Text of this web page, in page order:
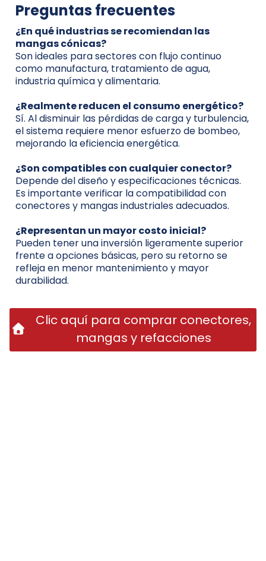
Preguntas frecuentes
¿En qué industrias se recomiendan las
mangas cónicas?
Son ideales para sectores con flujo continuo
como manufactura, tratamiento de agua,
industria química y alimentaria.
¿Realmente reducen el consumo energético?
Sí. Al disminuir las pérdidas de carga y turbulencia,
el sistema requiere menor esfuerzo de bombeo,
mejorando la eficiencia energética.
¿Son compatibles con cualquier conector?
Depende del diseño y especificaciones técnicas.
Es importante verificar la compatibilidad con
conectores y mangas industriales adecuados.
¿Representan un mayor costo inicial?
Pueden tener una inversión ligeramente superior
frente a opciones básicas, pero su retorno se
refleja en menor mantenimiento y mayor
durabilidad.
Clic aquí para comprar conectores,
mangas y refacciones